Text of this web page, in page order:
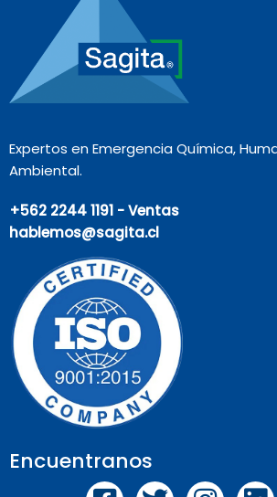
Expertos en Emergencia Química,
Ambiental.
+562 2244 1191 - Ventas
hablemos@sagita.cl
Encuentranos